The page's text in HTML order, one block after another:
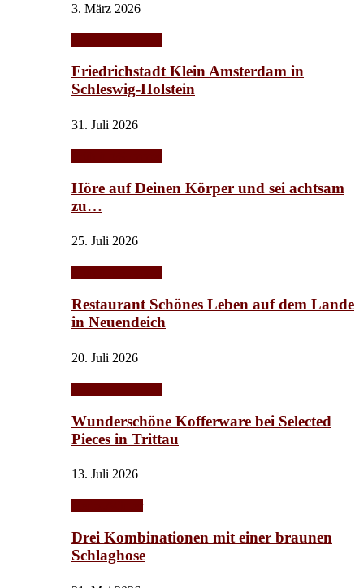
3. März 2026
Friedrichstadt Klein Amsterdam in
Schleswig-Holstein
31. Juli 2026
Höre auf Deinen Körper und sei achtsam
zu…
25. Juli 2026
Restaurant Schönes Leben auf dem Lande
in Neuendeich
20. Juli 2026
Wunderschöne Kofferware bei Selected
Pieces in Trittau
13. Juli 2026
Drei Kombinationen mit einer braunen
Schlaghose